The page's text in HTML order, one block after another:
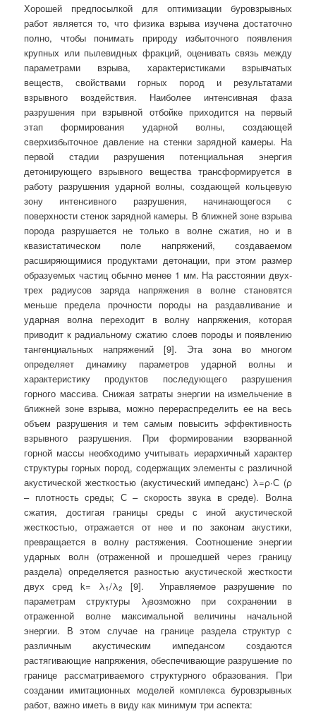
Хорошей предпосылкой для оптимизации буровзрывных
работ является то, что физика взрыва изучена достаточно
полно, чтобы понимать природу избыточного появления
крупных или пылевидных фракций, оценивать связь между
параметрами взрыва, характеристиками взрывчатых
веществ, свойствами горных пород и результатами
взрывного воздействия. Наиболее интенсивная фаза
разрушения при взрывной отбойке приходится на первый
этап формирования ударной волны, создающей
сверхизбыточное давление на стенки зарядной камеры. На
первой стадии разрушения потенциальная энергия
детонирующего взрывного вещества трансформируется в
работу разрушения ударной волны, создающей кольцевую
зону интенсивного разрушения, начинающегося с
поверхности стенок зарядной камеры. В ближней зоне взрыва
порода разрушается не только в волне сжатия, но и в
квазистатическом поле напряжений, создаваемом
расширяющимися продуктами детонации, при этом размер
образуемых частиц обычно менее 1 мм. На расстоянии двух-
трех радиусов заряда напряжения в волне становятся
меньше предела прочности породы на раздавливание и
ударная волна переходит в волну напряжения, которая
приводит к радиальному сжатию слоев породы и появлению
тангенциальных напряжений [9]. Эта зона во многом
определяет динамику параметров ударной волны и
характеристику продуктов последующего разрушения
горного массива. Снижая затраты энергии на измельчение в
ближней зоне взрыва, можно перераспределить ее на весь
объем разрушения и тем самым повысить эффективность
взрывного разрушения. При формировании взорванной
горной массы необходимо учитывать иерархичный характер
структуры горных пород, содержащих элементы с различной
акустической жесткостью (акустический импеданс) λ=ρ∙С (ρ
– плотность среды; С – скорость звука в среде). Волна
сжатия, достигая границы среды с иной акустической
жесткостью, отражается от нее и по законам акустики,
превращается в волну растяжения. Соотношение энергии
ударных волн (отраженной и прошедшей через границу
раздела) определяется разностью акустической жесткости
двух сред k= λ1/λ2 [9]. Управляемое разрушение по
параметрам структуры λjвозможно при сохранении в
отраженной волне максимальной величины начальной
энергии. В этом случае на границе раздела структур с
различным акустическим импедансом создаются
растягивающие напряжения, обеспечивающие разрушение по
границе рассматриваемого структурного образования. При
создании имитационных моделей комплекса буровзрывных
работ, важно иметь в виду как минимум три аспекта: